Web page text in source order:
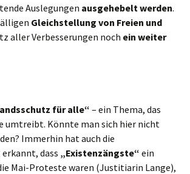
Auslegungen ausgehebelt werden.
Gleichstellung von Freien und
aller Verbesserungen noch ein weiter
für alle“ – ein Thema, das
umtreibt. Könnte man sich hier nicht
Immerhin hat auch die
dass „Existenzängste“ ein
Mai-Proteste waren (Justitiarin Lange),